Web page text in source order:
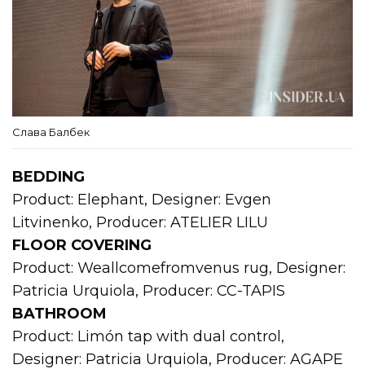
Слава Балбек
BEDDING
Product: Elephant, Designer: Evgen
Litvinenko, Producer: ATELIER LILU
FLOOR COVERING
Product: Weallсomefromvenus rug, Designer:
Patricia Urquiola, Producer: CC-TAPIS
BATHROOM
Product: Limón tap with dual control,
Designer: Patricia Urquiola, Producer: AGAPE